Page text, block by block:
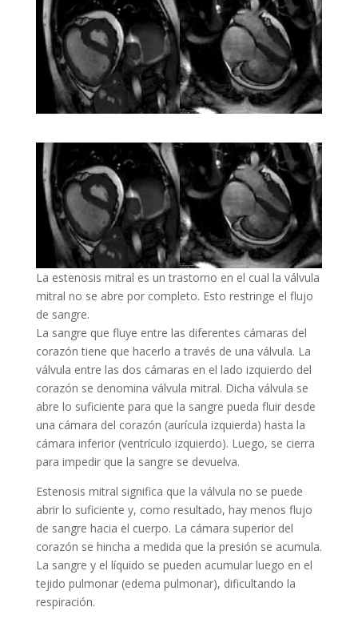
La estenosis mitral es un trastorno en el cual la válvula
mitral no se abre por completo. Esto restringe el flujo
de sangre.
La sangre que fluye entre las diferentes cámaras del
corazón tiene que hacerlo a través de una válvula. La
válvula entre las dos cámaras en el lado izquierdo del
corazón se denomina válvula mitral. Dicha válvula se
abre lo suficiente para que la sangre pueda fluir desde
una cámara del corazón (aurícula izquierda) hasta la
cámara inferior (ventrículo izquierdo). Luego, se cierra
para impedir que la sangre se devuelva.
Estenosis mitral significa que la válvula no se puede
abrir lo suficiente y, como resultado, hay menos flujo
de sangre hacia el cuerpo. La cámara superior del
corazón se hincha a medida que la presión se acumula.
La sangre y el líquido se pueden acumular luego en el
tejido pulmonar (edema pulmonar), dificultando la
respiración.